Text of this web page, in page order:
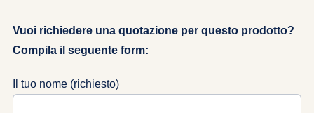
Vuoi richiedere una quotazione per questo prodotto?
Compila il seguente form:
Il tuo nome (richiesto)